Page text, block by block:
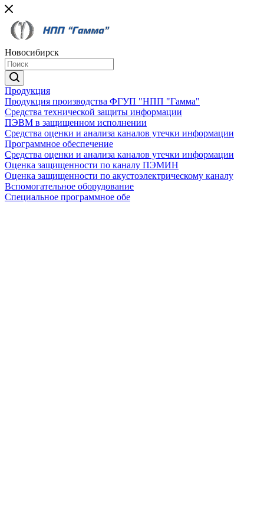
Новосибирск
Продукция
Продукция производства ФГУП "НПП "Гамма"
Средства технической защиты информации
ПЭВМ в защищенном исполнении
Средства оценки и анализа каналов утечки информации
Программное обеспечение
Средства оценки и анализа каналов утечки информации
Оценка защищенности по каналу ПЭМИН
Оценка защищенности по акустоэлектрическому каналу
Вспомогательное оборудование
Специальное программное обе